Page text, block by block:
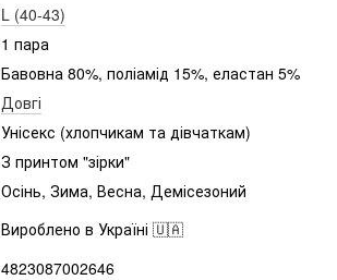
L (40-43)
1 пара
Бавовна 80%, поліамід 15%, еластан 5%
Довгі
Унісекс (хлопчикам та дівчаткам)
З принтом "зірки"
Осінь, Зима, Весна, Демісезоний
Вироблено в Україні 🇺🇦
4823087002646